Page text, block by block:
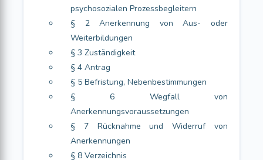
psychosozialen Prozessbegleitern
§ 2 Anerkennung von Aus- oder
Weiterbildungen
§ 3 Zuständigkeit
§ 4 Antrag
§ 5 Befristung, Nebenbestimmungen
§ 6 Wegfall von
Anerkennungsvoraussetzungen
§ 7 Rücknahme und Widerruf von
Anerkennungen
§ 8 Verzeichnis